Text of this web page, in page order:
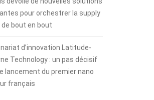
pour orchestrer la supply
de bout en bout
d’innovation Latitude-
Technology : un pas décisif
lancement du premier nano
français